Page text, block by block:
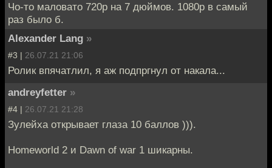
Чо-то маловато 720p на 7 дюймов. 1080p в самый
раз было б.
Alexander Lang »
#3 | 26.07.21 21:06
Ролик впячатлил, я аж подпргнул от накала...
andreyfetter »
#4 | 26.07.21 21:28
Зулейха открывает глаза 10 баллов ))).
Homeworld 2 и Dawn of war 1 шикарны.